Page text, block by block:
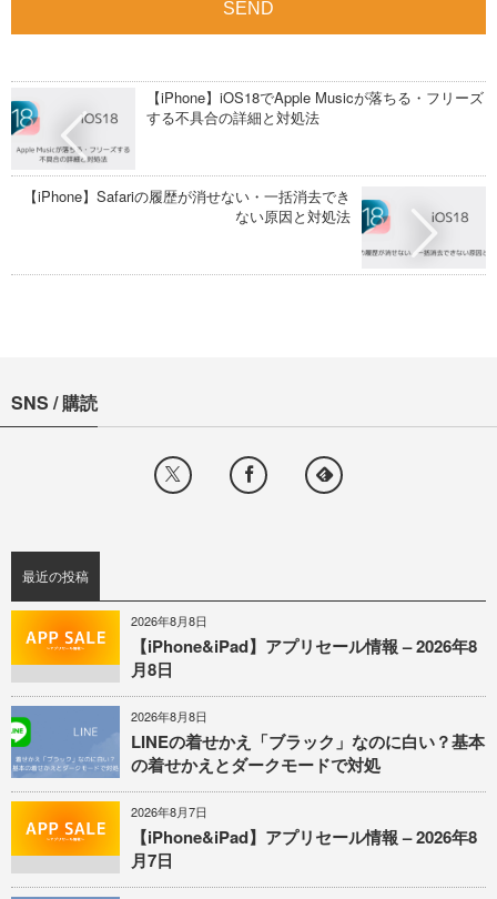
【iPhone】iOS18でApple Musicが落ちる・フリーズ
する不具合の詳細と対処法
【iPhone】Safariの履歴が消せない・一括消去でき
ない原因と対処法
SNS / 購読
最近の投稿
2026年8月8日
【iPhone&iPad】アプリセール情報 – 2026年8
月8日
2026年8月8日
LINEの着せかえ「ブラック」なのに白い？基本
の着せかえとダークモードで対処
2026年8月7日
【iPhone&iPad】アプリセール情報 – 2026年8
月7日